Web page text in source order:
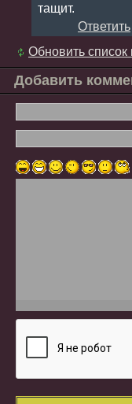
тащит.
Ответить
Обновить
Добавить